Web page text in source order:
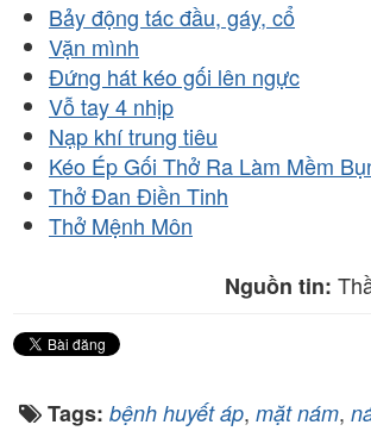
Bảy động tác đầu, gáy, cổ
Vặn mình
Đứng hát kéo gối lên ngực
Vỗ tay 4 nhịp
Nạp khí trung tiêu
Kéo Ép Gối Thở Ra Làm Mềm
Thở Đan Điền Tinh
Thở Mệnh Môn
Nguồn tin:
Tags: bệnh huyết áp, mặt nám,